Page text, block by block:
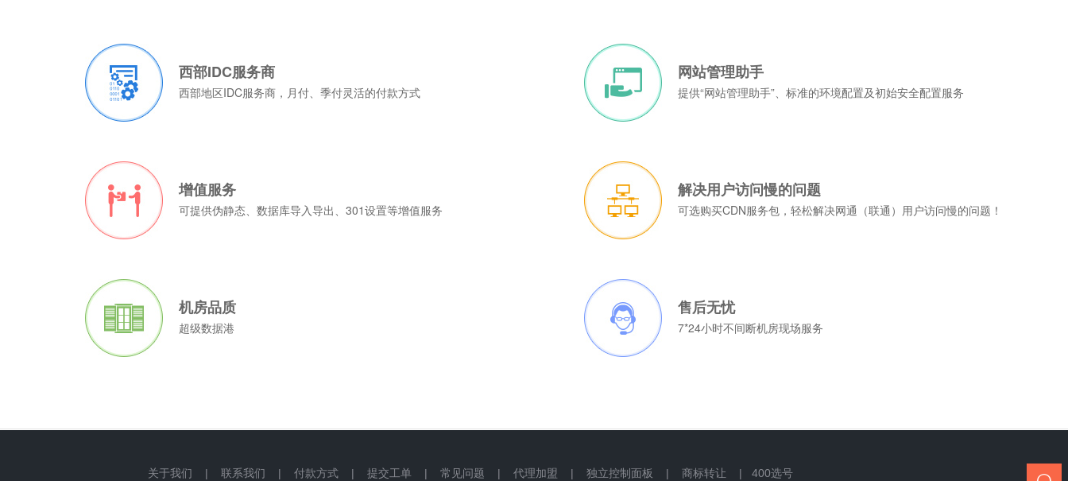
西部IDC服务商
西部地区IDC服务商，月付、季付灵活的付款方式
网站管理助手
提供“网站管理助手”、标准的环境配置及初始安全配置服务
增值服务
可提供伪静态、数据库导入导出、301设置等增值服务
解决用户访问慢的问题
可选购买CDN服务包，轻松解决网通（联通）用户访问慢的问题！
机房品质
超级数据港
售后无忧
7*24小时不间断机房现场服务
关于我们 | 联系我们 | 付款方式 | 提交工单 | 常见问题 | 代理加盟 | 独立控制面板 | 商标转让 | 400选号